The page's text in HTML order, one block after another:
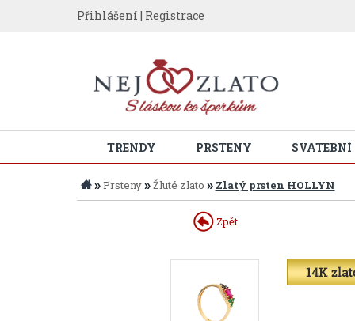
Přihlášení | Registrace
TRENDY PRSTENY
»Prsteny»Žluté zlato » Zlatý prsten HOLLYN
Zpět